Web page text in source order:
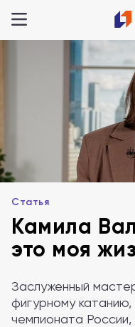
Статья
Камила
это моя
Заслуженный
фигурному
чемпионата